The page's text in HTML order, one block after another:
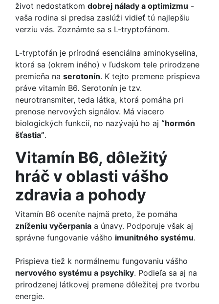
život nedostatkom dobrej nálady a optimizmu -
vaša rodina si predsa zaslúži vidieť tú najlepšiu
verziu vás. Zoznámte sa s L-tryptofánom.
L-tryptofán je prírodná esenciálna aminokyselina,
ktorá sa (okrem iného) v ľudskom tele prirodzene
premieňa na serotonín. K tejto premene prispieva
práve vitamín B6. Serotonín je tzv.
neurotransmiter, teda látka, ktorá pomáha pri
prenose nervových signálov. Má viacero
biologických funkcií, no nazývajú ho aj “hormón
šťastia”.
Vitamín B6, dôležitý
hráč v oblasti vášho
zdravia a pohody
Vitamín B6 oceníte najmä preto, že pomáha
zníženiu vyčerpania a únavy. Podporuje však aj
správne fungovanie vášho imunitného systému.
Prispieva tiež k normálnemu fungovaniu vášho
nervového systému a psychiky. Podieľa sa aj na
prirodzenej látkovej premene dôležitej pre tvorbu
energie.